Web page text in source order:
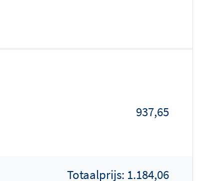
937,65
Totaalprijs: 1.184,06